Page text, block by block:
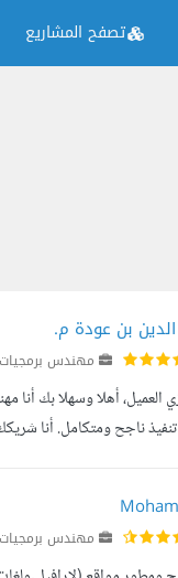
تصفح المشاريع
بن عودة م.
مهندس برمجيات
العميل، أهلا وسهلا بك
ناجح ومتكامل. أنا
مهندس برمجيات